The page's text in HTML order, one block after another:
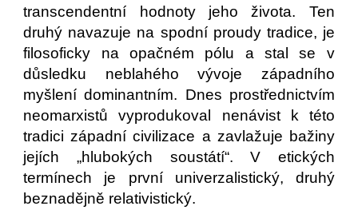
transcendentní hodnoty jeho života. Ten
druhý navazuje na spodní proudy tradice, je
filosoficky na opačném pólu a stal se v
důsledku neblahého vývoje západního
myšlení dominantním. Dnes prostřednictvím
neomarxistů vyprodukoval nenávist k této
tradici západní civilizace a zavlažuje bažiny
jejích „hlubokých soustátí“. V etických
termínech je první univerzalistický, druhý
beznadějně relativistický.